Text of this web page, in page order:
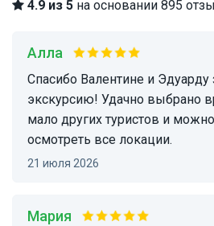
4.9 из 5 на основании 895
Алла
Спасибо Валентине и Эдуарду за прекрасную
экскурсию! Удачно выбрано
мало других туристов и
осмотреть все локации.
21 июля 2026
Мария